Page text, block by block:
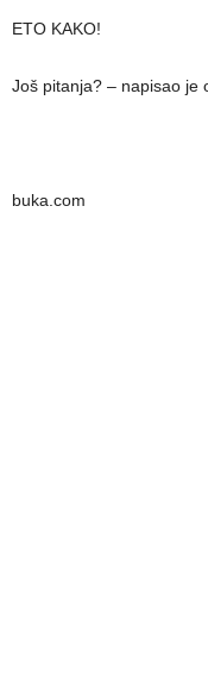
ETO KAKO!
Još pitanja? – napisao je
buka.com